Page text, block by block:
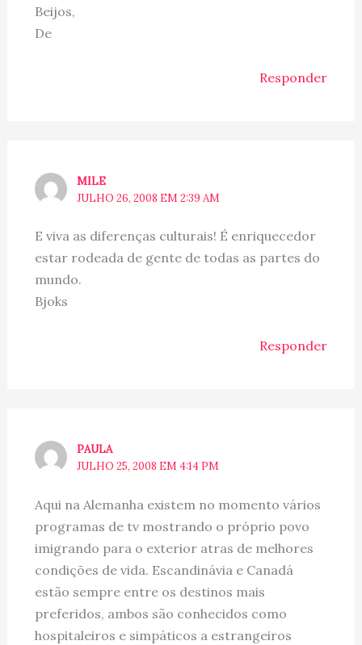
Beijos,
De
Responder
MILE
JULHO 26, 2008 EM 2:39 AM
E viva as diferenças culturais! É enriquecedor
estar rodeada de gente de todas as partes do
mundo.
Bjoks
Responder
PAULA
JULHO 25, 2008 EM 4:14 PM
Aqui na Alemanha existem no momento vários
programas de tv mostrando o próprio povo
imigrando para o exterior atras de melhores
condições de vida. Escandinávia e Canadá
estão sempre entre os destinos mais
preferidos, ambos são conhecidos como
hospitaleiros e simpáticos a estrangeiros